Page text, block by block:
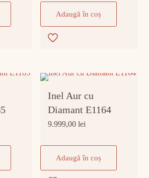
Adaugă în coș
Inel Aur cu
Diamant E1164
9.999,00lei
Adaugă în coș